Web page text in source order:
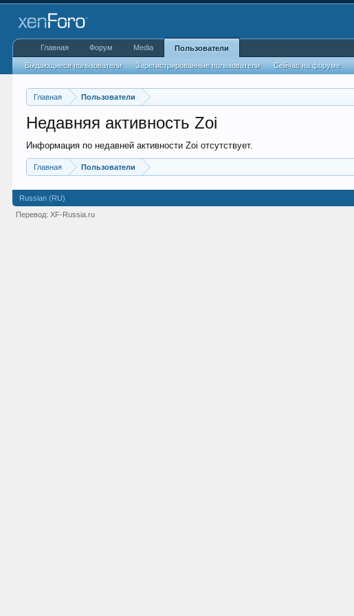
Главная Пользователи
Недавняя активность Zoi
Информация по недавней активности Zoi отсутствует.
Главная Пользователи
Главная Форум Media Пользователи
Выдающиеся пользователи Зарегистрированные пользователи Сейчас на форуме
Russian (RU)
Перевод:XF-Russia.ru